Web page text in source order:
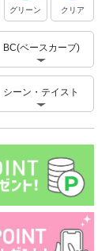
グリーン クリア
BC(ベースカーブ)
シーン・テイスト